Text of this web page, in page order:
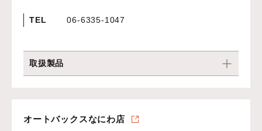
TEL 06-6335-1047
取扱製品
オートバックスなにわ店